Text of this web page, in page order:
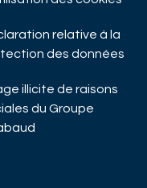
relative à la
des données
illicite de raisons
du Groupe